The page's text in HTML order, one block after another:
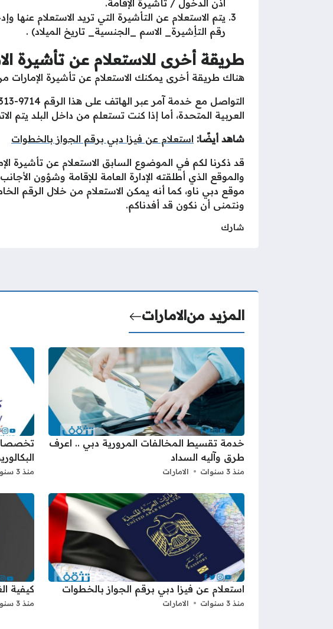
اذن الدخول / تأشيرة الإقامة.
يتم الاستعلام عن التأشيرة التي تريد الاستعلام
رقم التأِشيرة_ الاسم _الجنسية_ تاريخ الميلاد) .
طريقة أخرى للاستعلام عن تأشيرة
هناك طريقة أخرى يمكنك الاستعلام عن تأشيرة الإمارات
العربية المتحدة، أما إذا كنت تستعلم من داخل البلد يتم الاتصال
شاهد أيضًا: استعلام عن فيزا دبي برقم الجواز بالخطوات
قد ذكرنا لكم في الموضوع السابق الاستعلام عن تأشيرة
والموقع الذي أطلقته الإدارة العامة للإقامة وشؤون
موقع دبي ناو، كما أنه يمكن الاستعلام من خلال الرقم
ونتمنى أن نكون قد أفدناكم.
شارك
المزيد من الامارات
خدمة تقسيط المخالفات المرورية دبي .. اعرف
طرق وآليه السداد
منذ 3 سنوات الامارات
تخصصات
منذ 3 سنوات
استعلام عن فيزا دبي برقم الجواز بالخطوات
منذ 3 سنوات الامارات
كيفية
منذ 3 سنوات